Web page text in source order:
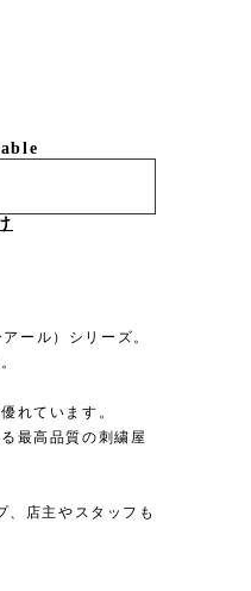
ール）シリーズ。
れています。
最高品質の刺繍屋
店主やスタッフも